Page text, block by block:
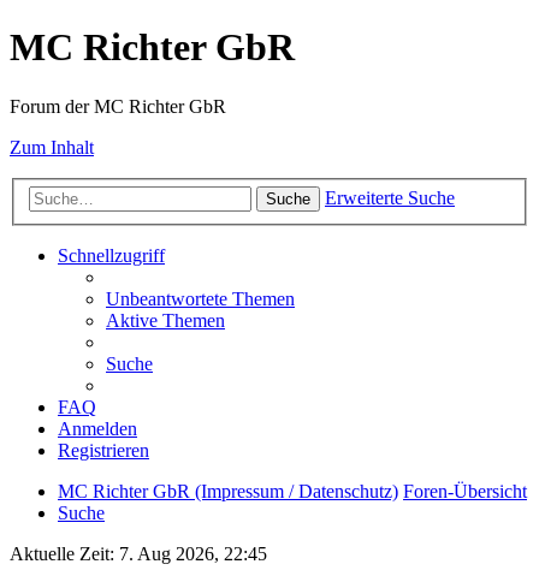
MC Richter GbR
Forum der MC Richter GbR
Zum Inhalt
Suche Erweiterte Suche
Schnellzugriff
Unbeantwortete Themen
Aktive Themen
Suche
FAQ
Anmelden
Registrieren
MC Richter GbR (Impressum / Datenschutz) Foren-Übersicht
Suche
Aktuelle Zeit: 7. Aug 2026, 22:45